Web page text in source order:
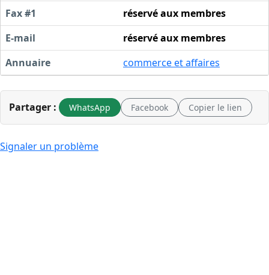
Fax #1
réservé aux membres
E-mail
réservé aux membres
Annuaire
commerce et affaires
Partager : WhatsApp Facebook Copier le lien
Signaler un problème